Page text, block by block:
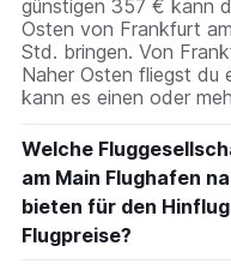
günstigen 357 € kann
Osten von Frankfurt
Std. bringen. Von
Naher Osten fliegst du
kann es einen oder
Welche
am Main Flughafen
bieten für den
Flugpreise?